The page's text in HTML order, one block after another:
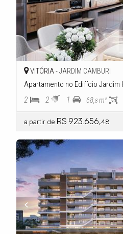
VITÓRIA -JARDIM CAMBURI
Apartamento no Edifício Jardim
2 2 1 68,8 m²
a partir de R$ 923.656,48